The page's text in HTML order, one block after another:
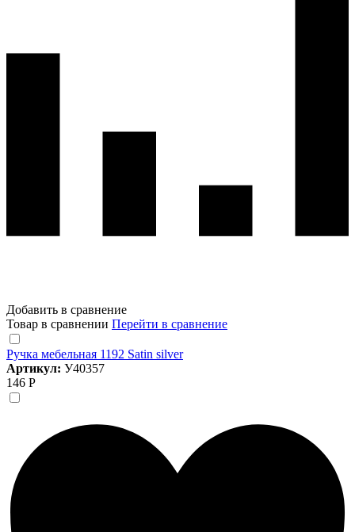
Добавить в сравнение
Товар в сравнении Перейти в сравнение
Ручка мебельная 1192 Satin silver
Артикул: У40357
146 Р